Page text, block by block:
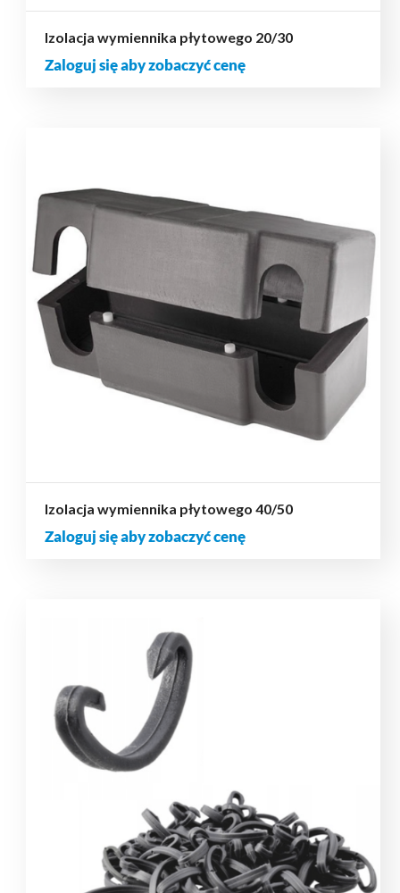
Izolacja wymiennika płytowego 20/30
Zaloguj się aby zobaczyć cenę
Izolacja wymiennika płytowego 40/50
Zaloguj się aby zobaczyć cenę